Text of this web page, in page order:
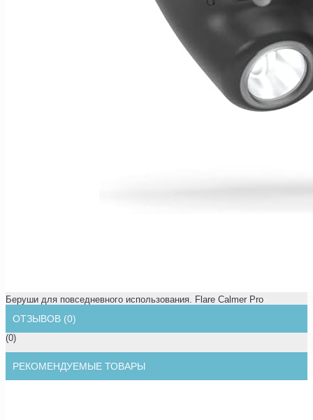
Беруши для повседневного использования. Flare Calmer Pro
ОТЗЫВОВ (0)
(0)
РЕКОМЕНДУЕМЫЕ ТОВАРЫ